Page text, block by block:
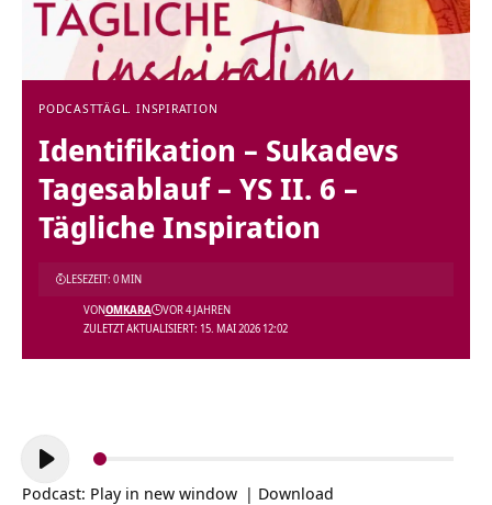
PODCASTTÄGL. INSPIRATION
Identifikation – Sukadevs
Tagesablauf – YS II. 6 –
Tägliche Inspiration
ZULETZT AKTUALISIERT: 15. MAI 2026 12:02
VONOMKARA VOR 4 JAHREN
LESEZEIT: 0 MIN
Audio-
Player
Podcast: Play in new window | Download